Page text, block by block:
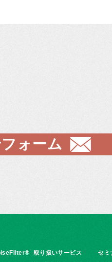
ォーム
取り扱いサービス
セミ